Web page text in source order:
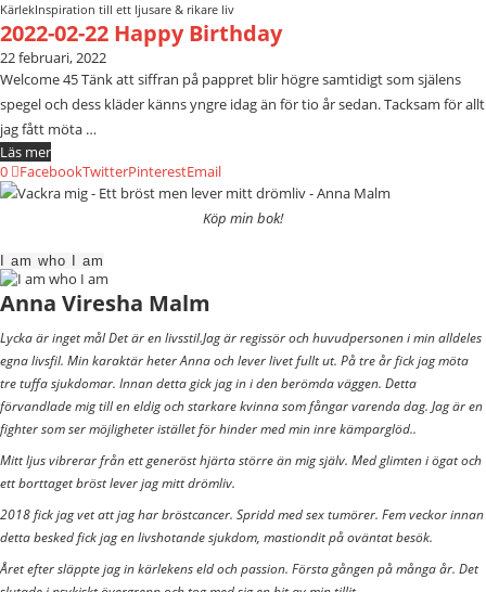
KärlekInspiration till ett ljusare & rikare liv
2022-02-22 Happy Birthday
22 februari, 2022
Welcome 45 Tänk att siffran på pappret blir högre samtidigt som själens
spegel och dess kläder känns yngre idag än för tio år sedan. Tacksam för allt
jag fått möta …
Läs mer
0
FacebookTwitterPinterestEmail
Köp min bok!
I am who I am
Anna Viresha Malm
Lycka är inget mål Det är en livsstil.Jag är regissör och huvudpersonen i min alldeles
egna livsfil. Min karaktär heter Anna och lever livet fullt ut. På tre år fick jag möta
tre tuffa sjukdomar. Innan detta gick jag in i den berömda väggen. Detta
förvandlade mig till en eldig och starkare kvinna som fångar varenda dag. Jag är en
fighter som ser möjligheter istället för hinder med min inre kämparglöd..
Mitt ljus vibrerar från ett generöst hjärta större än mig själv. Med glimten i ögat och
ett borttaget bröst lever jag mitt drömliv.
2018 fick jag vet att jag har bröstcancer. Spridd med sex tumörer. Fem veckor innan
detta besked fick jag en livshotande sjukdom, mastiondit på oväntat besök.
Året efter släppte jag in kärlekens eld och passion. Första gången på många år. Det